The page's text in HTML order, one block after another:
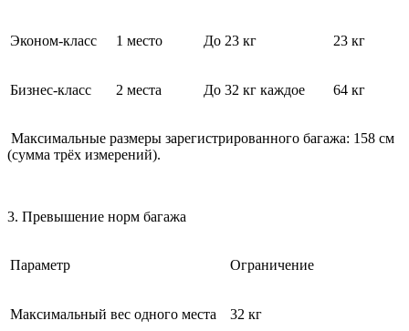
Эконом-класс 1 место До 23 кг 23 кг
Бизнес-класс 2 места До 32 кг каждое 64 кг
Максимальные размеры зарегистрированного багажа: 158 см
(сумма трёх измерений).
3. Превышение норм багажа
Параметр Ограничение
Максимальный вес одного места 32 кг